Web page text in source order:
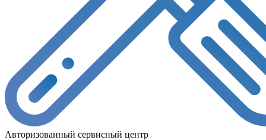
Авторизованный сервисный центр